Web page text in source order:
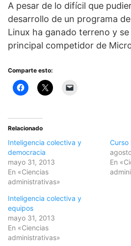
A pesar de lo difícil que
desarrollo de un programa
Linux ha ganado terreno y
principal competidor de
Comparte esto:
Relacionado
Inteligencia colectiva y
democracia
mayo 31, 2013
En «Ciencias
administrativas»
Curso
En
Inteligencia colectiva y
equipos
mayo 31, 2013
En «Ciencias
administrativas»